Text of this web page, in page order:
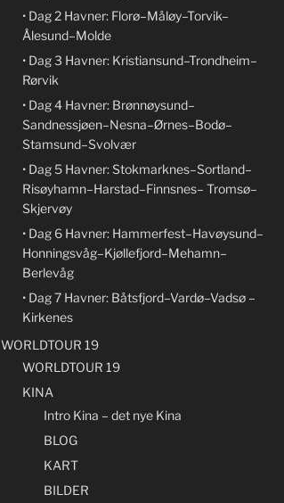
• Dag 2 Havner: Florø–Måløy–Torvik–
Ålesund–Molde
• Dag 3 Havner: Kristiansund–Trondheim–
Rørvik
• Dag 4 Havner: Brønnøysund–
Sandnessjøen–Nesna–Ørnes–Bodø–
Stamsund–Svolvær
• Dag 5 Havner: Stokmarknes–Sortland–
Risøyhamn–Harstad–Finnsnes– Tromsø–
Skjervøy
• Dag 6 Havner: Hammerfest–Havøysund–
Honningsvåg–Kjøllefjord–Mehamn–
Berlevåg
• Dag 7 Havner: Båtsfjord–Vardø–Vadsø –
Kirkenes
WORLDTOUR 19
WORLDTOUR 19
KINA
Intro Kina – det nye Kina
BLOG
KART
BILDER